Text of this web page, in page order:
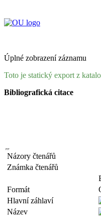
Úplné zobrazení záznamu
Toto je statický export z
Bibliografická citace
Názory čtenářů
Známka čtenářů
Formát
Hlavní záhlaví
Název